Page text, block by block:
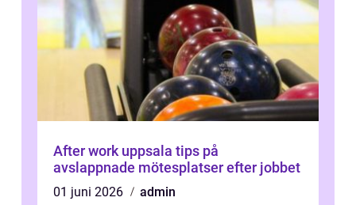
After work uppsala tips på
avslappnade mötesplatser efter jobbet
01 juni 2026
admin